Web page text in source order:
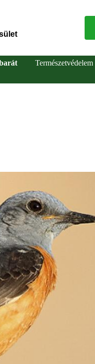
Természetvédelem